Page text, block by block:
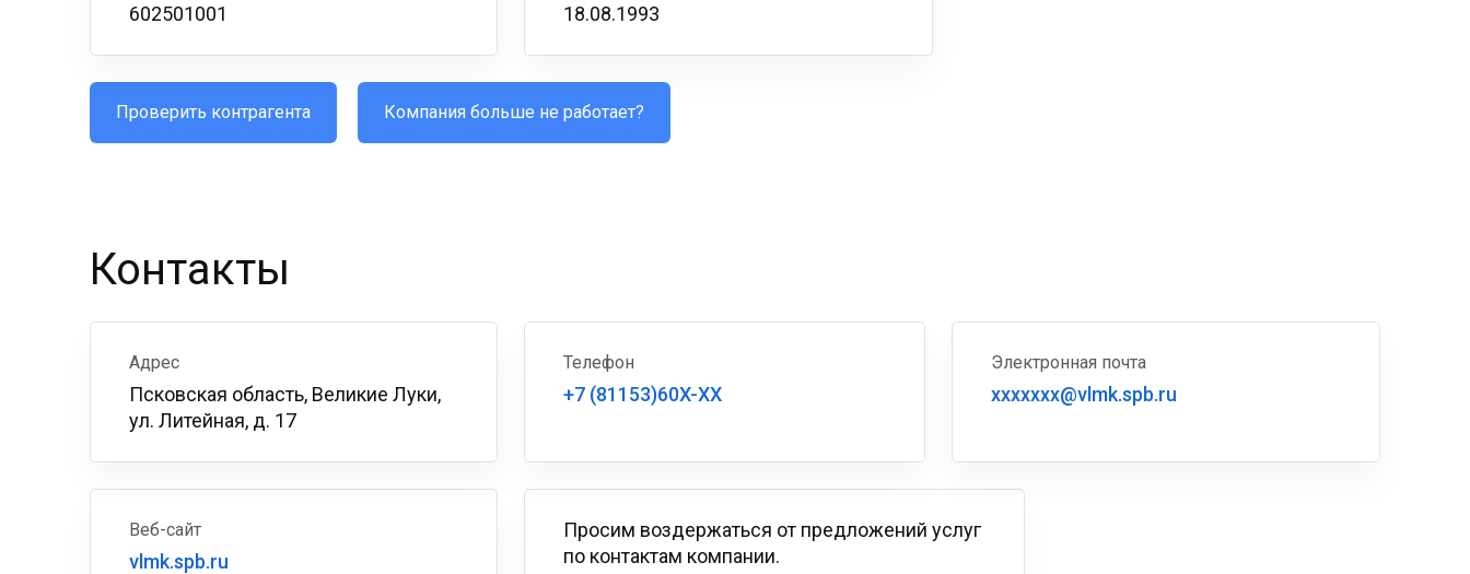
602501001 18.08.1993
Проверить контрагента Компания больше не работает?
Контакты
Адрес
Псковская область, Великие Луки,
ул. Литейная, д. 17
Телефон
+7 (81153)60X-XX
Электронная почта
xxxxxxx@vlmk.spb.ru
Веб-сайт
vlmk.spb.ru
Просим воздержаться от предложений услуг
по контактам компании.